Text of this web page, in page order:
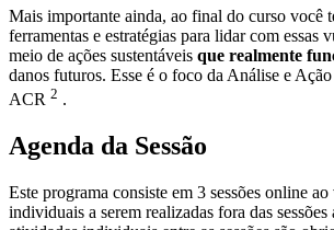
Mais importante ainda, ao final do curso você
ferramentas e estratégias para lidar com essas
meio de ações sustentáveis ​​que realmente
danos futuros. Esse é o foco da Análise e
ACR 2 .
Agenda da Sessão
Este programa consiste em 3 sessões online
individuais a serem realizadas fora das